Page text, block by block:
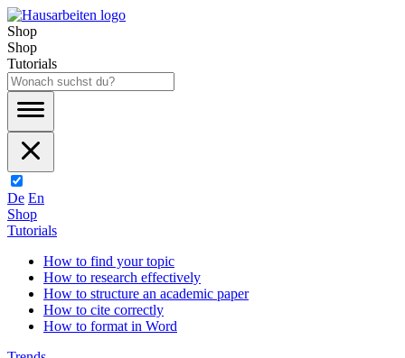
Shop
Shop
Tutorials
De En
Shop
Tutorials
How to find your topic
How to research effectively
How to structure an academic paper
How to cite correctly
How to format in Word